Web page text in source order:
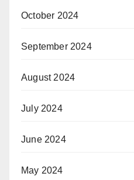
October 2024
September 2024
August 2024
July 2024
June 2024
May 2024